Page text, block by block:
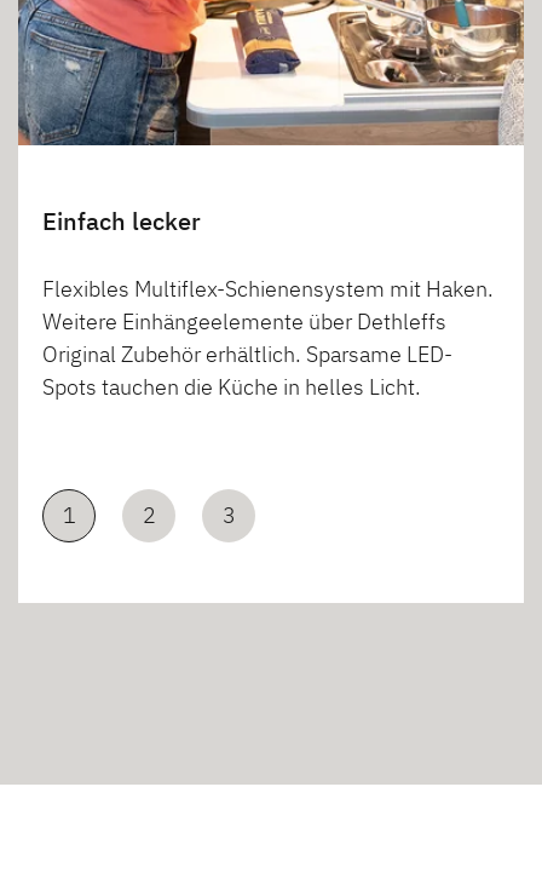
Einfach lecker
Flexibles Multiflex-Schienensystem mit Haken.
Weitere Einhängeelemente über Dethleffs
Original Zubehör erhältlich. Sparsame LED-
Spots tauchen die Küche in helles Licht.
1 2 3